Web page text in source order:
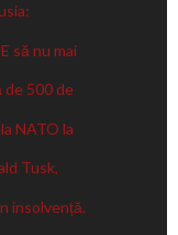
să nu mai
de 500 de
NATO la
Tusk,
insolvență.